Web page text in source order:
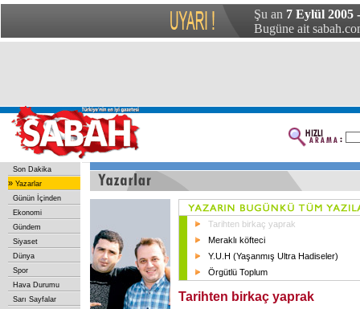
Şu an 7 Eylül 2005
Bugüne ait
Son Dakika
» Yazarlar
Günün İçinden
Ekonomi
Gündem
Siyaset
Dünya
Spor
Hava Durumu
Sarı Sayfalar
Tarihten birkaç yaprak
Meraklı köfteci
Y.U.H (Yaşanmış Ultra Hadiseler)
Örgütlü Toplum
Tarihten birkaç yaprak